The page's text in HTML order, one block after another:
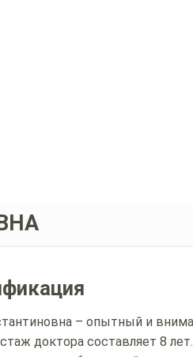
– опытный и
доктора составляет 8